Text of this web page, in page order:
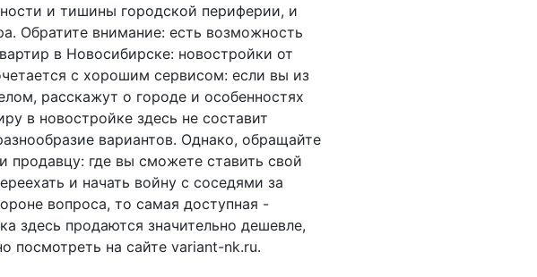
и тишины городской периферии, и
Обратите внимание: есть возможность
в Новосибирске: новостройки от
с хорошим сервисом: если вы из
расскажут о городе и особенностях
в новостройке здесь не составит
вариантов. Однако, обращайте
где вы сможете ставить свой
и начать войну с соседями за
вопроса, то самая доступная -
здесь продаются значительно дешевле,
на сайте variant-nk.ru.